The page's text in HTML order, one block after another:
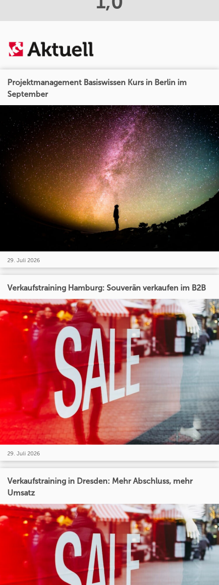
Projektmanagement Basiswissen Kurs in Berlin im
September
29. Juli 2026
Verkaufstraining Hamburg: Souverän verkaufen im B2B
29. Juli 2026
Verkaufstraining in Dresden: Mehr Abschluss, mehr
Umsatz